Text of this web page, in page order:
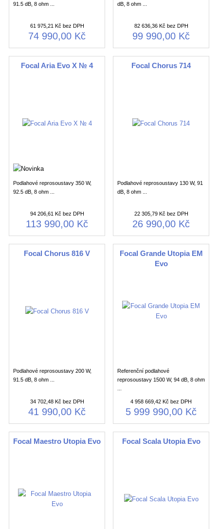
91.5 dB, 8 ohm ...
61 975,21 Kč bez DPH
74 990,00 Kč
dB, 8 ohm ...
82 636,36 Kč bez DPH
99 990,00 Kč
Focal Aria Evo X № 4
Podlahové reprosoustavy 350 W,
92.5 dB, 8 ohm ...
94 206,61 Kč bez DPH
113 990,00 Kč
Focal Chorus 714
Podlahové reprosoustavy 130 W, 91
dB, 8 ohm ...
22 305,79 Kč bez DPH
26 990,00 Kč
Focal Chorus 816 V
Podlahové reprosoustavy 200 W,
91.5 dB, 8 ohm ...
34 702,48 Kč bez DPH
41 990,00 Kč
Focal Grande Utopia EM
Evo
Referenční podlahové
reprosoustavy 1500 W, 94 dB, 8 ohm
4 958 669,42 Kč bez DPH
5 999 990,00 Kč
Focal Maestro Utopia Evo Focal Scala Utopia Evo